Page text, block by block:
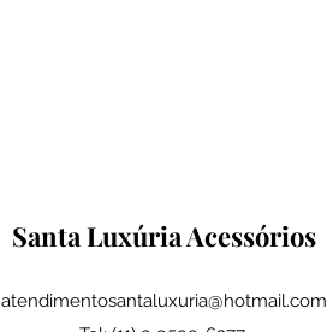
Santa Luxúria Acessórios
atendimentosantaluxuria@hotmail.com